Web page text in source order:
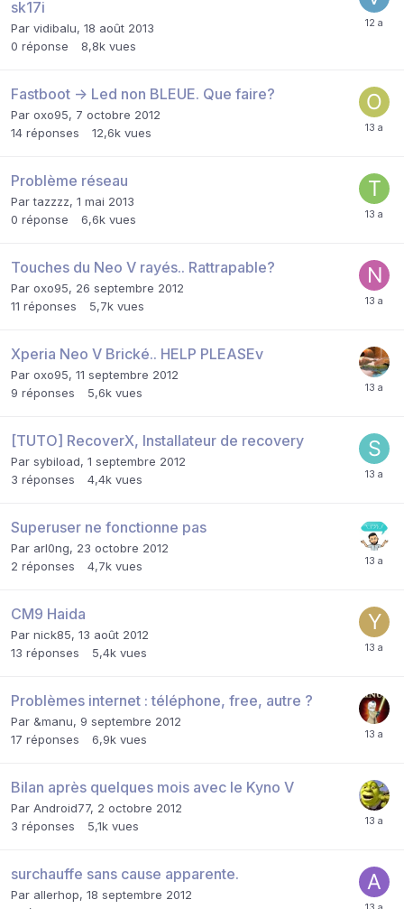
sk17i
Par vidibalu, 18 août 2013
0 réponse 8,8k vues
Fastboot -> Led non BLEUE. Que faire?
Par oxo95, 7 octobre 2012
14 réponses 12,6k vues
Problème réseau
Partazzzz, 1 mai 2013
0 réponse 6,6k vues
Touches du Neo V rayés.. Rattrapable?
Par oxo95, 26 septembre 2012
11 réponses 5,7k vues
Xperia Neo V Brické.. HELP PLEASEv
Par oxo95, 11 septembre 2012
9 réponses 5,6k vues
[TUTO] RecoverX, Installateur de recovery
Par sybiload, 1 septembre 2012
3 réponses 4,4k vues
Superuser ne fonctionne pas
Par arl0ng, 23 octobre 2012
2 réponses 4,7k vues
CM9 Haida
Par nick85, 13 août 2012
13 réponses 5,4k vues
Problèmes internet : téléphone, free, autre ?
Par &manu, 9 septembre 2012
17 réponses 6,9k vues
Bilan après quelques mois avec le Kyno V
Par Android77, 2 octobre 2012
3 réponses 5,1k vues
surchauffe sans cause apparente.
Par allerhop, 18 septembre 2012